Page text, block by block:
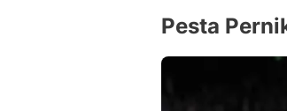
Pesta